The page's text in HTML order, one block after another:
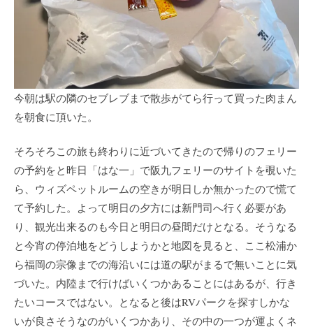
今朝は駅の隣のセブレブまで散歩がてら行って買った肉まん
を朝食に頂いた。
そろそろこの旅も終わりに近づいてきたので帰りのフェリー
の予約をと昨日「はな一」で阪九フェリーのサイトを覗いた
ら、ウィズペットルームの空きが明日しか無かったので慌て
て予約した。よって明日の夕方には新門司へ行く必要があ
り、観光出来るのも今日と明日の昼間だけとなる。そうなる
と今宵の停泊地をどうしようかと地図を見ると、ここ松浦か
ら福岡の宗像までの海沿いには道の駅がまるで無いことに気
づいた。内陸まで行けばいくつかあることにはあるが、行き
たいコースではない。となると後はRVパークを探すしかな
いが良さそうなのがいくつかあり、その中の一つが運よくネ